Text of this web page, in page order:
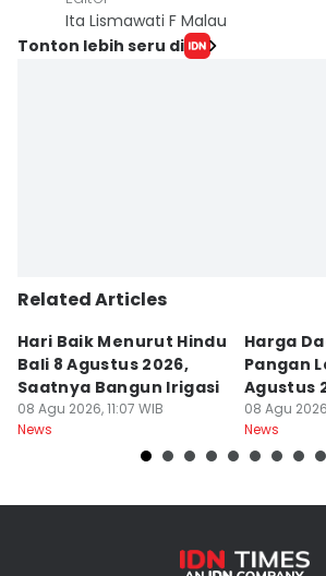
Ita Lismawati F Malau
Tonton lebih seru di
Related Articles
Hari Baik Menurut Hindu
Bali 8 Agustus 2026,
Saatnya Bangun Irigasi
08 Agu 2026, 11:07 WIB
News
Harga
Pangan
Agustus
08 Agu
News